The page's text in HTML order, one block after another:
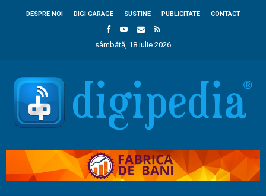
DESPRE NOI DIGI GARAGE SUSTINE PUBLICITATE CONTACT
sâmbătă, 18 iulie 2026